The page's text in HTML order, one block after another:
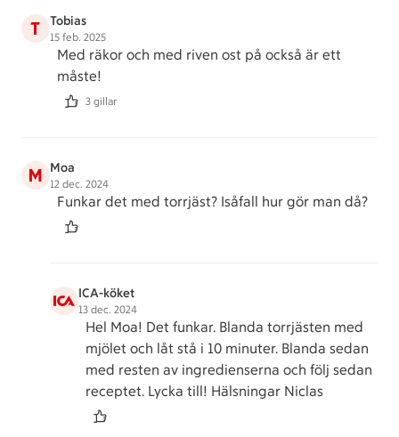
T Tobias
15 feb. 2025
Med räkor och med riven ost på också är ett
måste!
3 gillar
M Moa
12 dec. 2024
Funkar det med torrjäst? Isåfall hur gör man då?
ICA-köket
13 dec. 2024
Hel Moa! Det funkar. Blanda torrjästen med
mjölet och låt stå i 10 minuter. Blanda sedan
med resten av ingredienserna och följ sedan
receptet. Lycka till! Hälsningar Niclas